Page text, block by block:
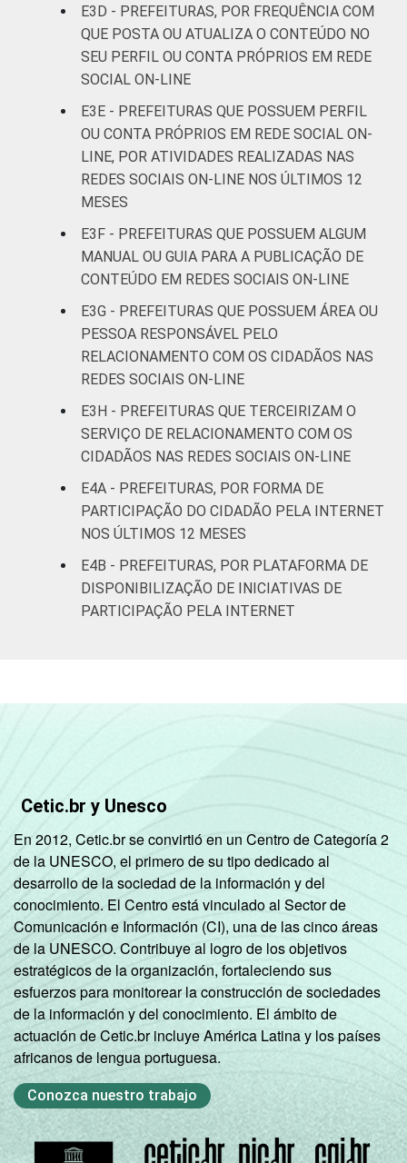
E3D - PREFEITURAS, POR FREQUÊNCIA COM
QUE POSTA OU ATUALIZA O CONTEÚDO NO
SEU PERFIL OU CONTA PRÓPRIOS EM REDE
SOCIAL ON-LINE
E3E - PREFEITURAS QUE POSSUEM PERFIL
OU CONTA PRÓPRIOS EM REDE SOCIAL ON-
LINE, POR ATIVIDADES REALIZADAS NAS
REDES SOCIAIS ON-LINE NOS ÚLTIMOS 12
MESES
E3F - PREFEITURAS QUE POSSUEM ALGUM
MANUAL OU GUIA PARA A PUBLICAÇÃO DE
CONTEÚDO EM REDES SOCIAIS ON-LINE
E3G - PREFEITURAS QUE POSSUEM ÁREA OU
PESSOA RESPONSÁVEL PELO
RELACIONAMENTO COM OS CIDADÃOS NAS
REDES SOCIAIS ON-LINE
E3H - PREFEITURAS QUE TERCEIRIZAM O
SERVIÇO DE RELACIONAMENTO COM OS
CIDADÃOS NAS REDES SOCIAIS ON-LINE
E4A - PREFEITURAS, POR FORMA DE
PARTICIPAÇÃO DO CIDADÃO PELA INTERNET
NOS ÚLTIMOS 12 MESES
E4B - PREFEITURAS, POR PLATAFORMA DE
DISPONIBILIZAÇÃO DE INICIATIVAS DE
PARTICIPAÇÃO PELA INTERNET
Cetic.br y Unesco
En 2012, Cetic.br se convirtió en un Centro de Categoría 2
de la UNESCO, el primero de su tipo dedicado al
desarrollo de la sociedad de la información y del
conocimiento. El Centro está vinculado al Sector de
Comunicación e Información (CI), una de las cinco áreas
de la UNESCO. Contribuye al logro de los objetivos
estratégicos de la organización, fortaleciendo sus
esfuerzos para monitorear la construcción de sociedades
de la información y del conocimiento. El ámbito de
actuación de Cetic.br incluye América Latina y los países
africanos de lengua portuguesa.
Conozca nuestro trabajo